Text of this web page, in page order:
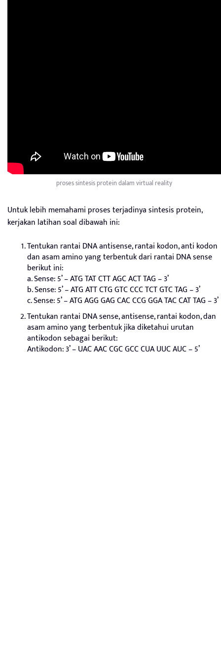
proses sintesis protein dalam virtual reality
Untuk lebih memahami proses terjadinya sintesis protein,
kerjakan latihan soal dibawah ini:
Tentukan rantai DNA antisense, rantai kodon, anti kodon
dan asam amino yang terbentuk dari rantai DNA sense
berikut ini:
a. Sense: 5’ – ATG TAT CTT AGC ACT TAG – 3’
b. Sense: 5’ – ATG ATT CTG GTC CCC TCT GTC TAG – 3’
c. Sense: 5’ – ATG AGG GAG CAC CCG GGA TAC CAT TAG – 3’
Tentukan rantai DNA sense, antisense, rantai kodon, dan
asam amino yang terbentuk jika diketahui urutan
antikodon sebagai berikut:
Antikodon: 3’ – UAC AAC CGC GCC CUA UUC AUC – 5’